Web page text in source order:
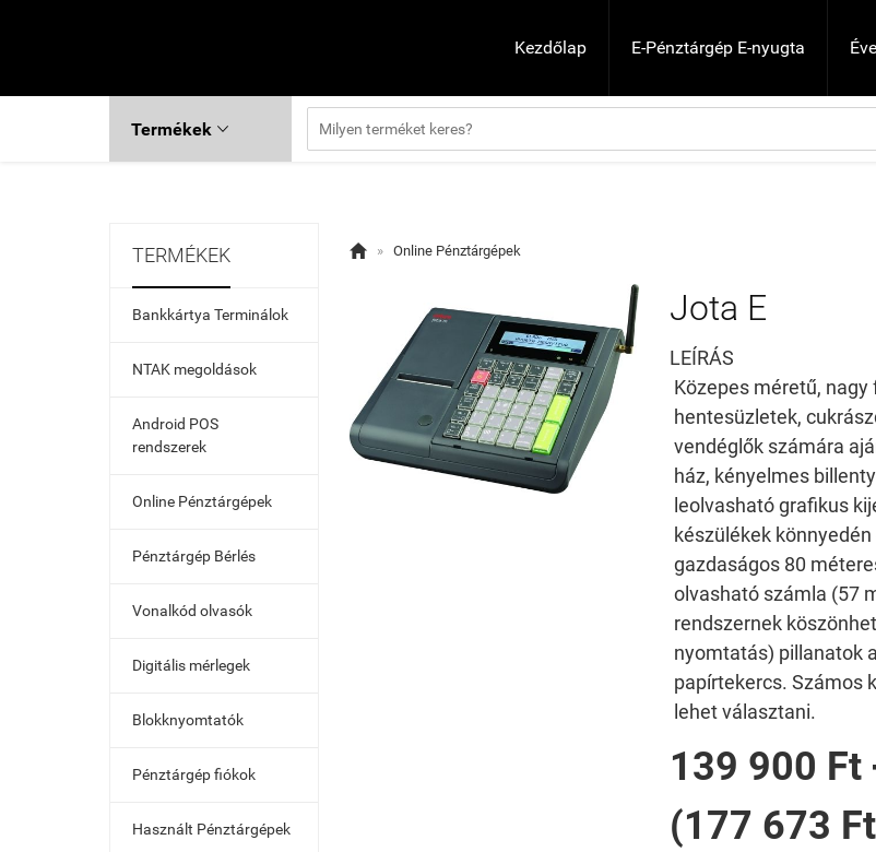
Kezdőlap E-Pénztárgép E-nyugta
Termékek 
TERMÉKEK
Bankkártya Terminálok
NTAK megoldások
Android POS
rendszerek
Online Pénztárgépek
Pénztárgép Bérlés
Vonalkód olvasók
Digitális mérlegek
Blokknyomtatók
Pénztárgép fiókok
Használt Pénztárgépek
 » Online Pénztárgépek
Jota E
LEÍRÁS
Közepes méretű,
hentesüzletek,
vendéglők számára
ház, kényelmes
leolvasható grafikus
készülékek
gazdaságos 80
olvasható számla (57
rendszernek
nyomtatás) pillanatok
papírtekercs. Számos
lehet választani.
139 900 Ft
(177 673